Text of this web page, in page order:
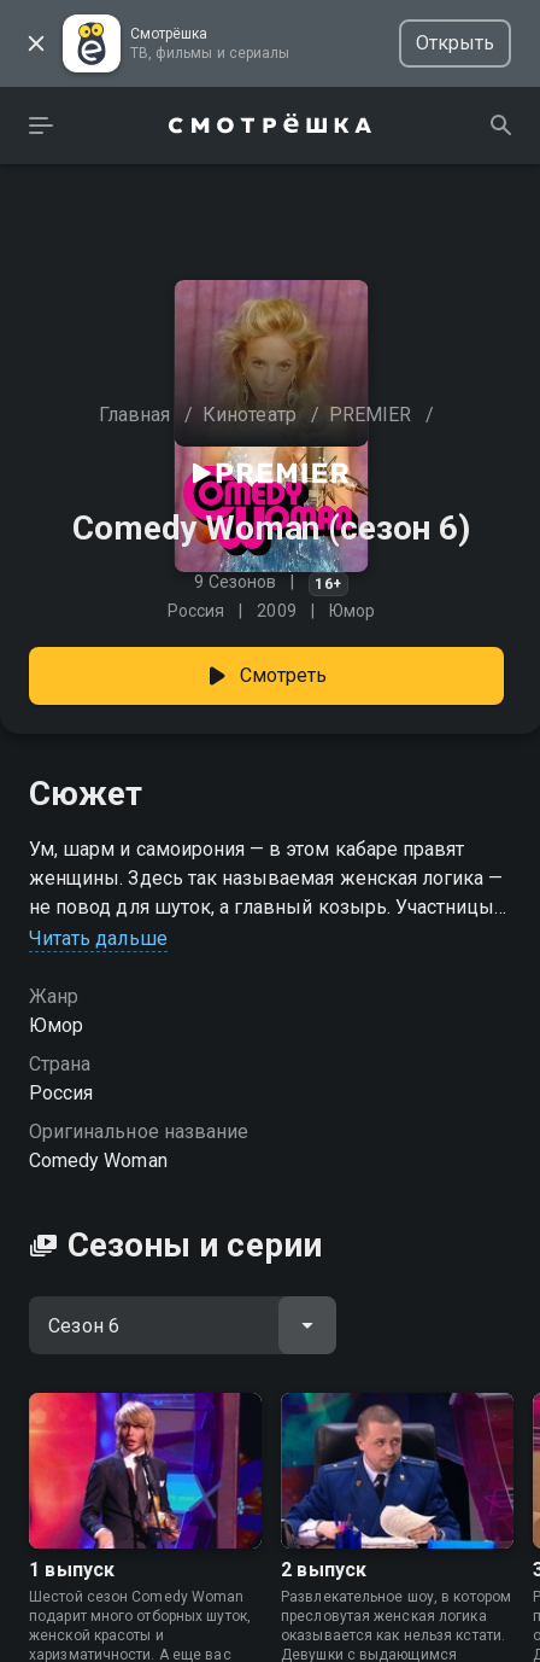
Смотрёшка
ТВ, фильмы и сериалы
Открыть
Главная / Кинотеатр / PREMIER /
Comedy Woman (сезон 6)
9 Сезонов 16+
Россия 2009 Юмор
Смотреть
Сюжет
Ум, шарм и самоирония — в этом кабаре правят
женщины. Здесь так называемая женская логика —
не повод для шуток, а главный козырь. Участницы
шоу — яркие, остроумные и точно знают, как
И пока одни обсуждают формы, эти девушки
блистают содержанием. Смех — их оружие, и
пощады не будет никому. «Comedy Woman» —
смотрите онлайн в хорошем качестве.
Посмотреть онлайн 6 сезон сериала Comedy Woman
вы можете совершенно бесплатно в хорошем HD
Читать дальше
Жанр
Юмор
Страна
Россия
Оригинальное название
Comedy Woman
Сезоны и серии
1 выпуск
Шестой сезон Comedy Woman
подарит много отборных шуток,
женской красоты и
харизматичности. А еще вас
2 выпуск
Развлекательное шоу, в котором
пресловутая женская логика
оказывается как нельзя кстати.
Девушки с выдающимся